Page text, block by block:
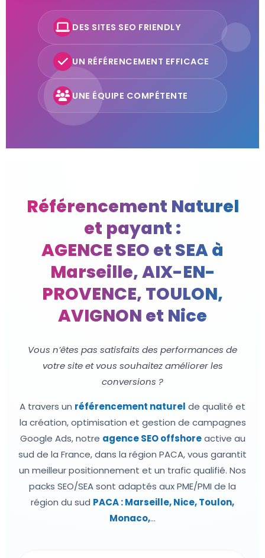
DES SITES SEO FRIENDLY
UN RÉFÉRENCEMENT EFFICACE
UNE ÉQUIPE COMPÉTENTE
Référencement Naturel
et payant :
AGENCE SEO et SEA à
Marseille, AIX-EN-
PROVENCE, TOULON,
AVIGNON et Nice
Vous n’êtes pas satisfaits des performances de
votre site et vous souhaitez améliorer les
conversions ?
A travers un référencement naturel de qualité et
la création, optimisation et gestion de campagnes
Google Ads, notre agence SEO offshoreactive au
sud de la France, dans la région PACA, vous garantit
un meilleur positionnement et un trafic qualifié. Nos
packs SEO/SEA sont adaptés aux PME/PMI de la
région du sud PACA : Marseille, Nice, Toulon,
Monaco,…